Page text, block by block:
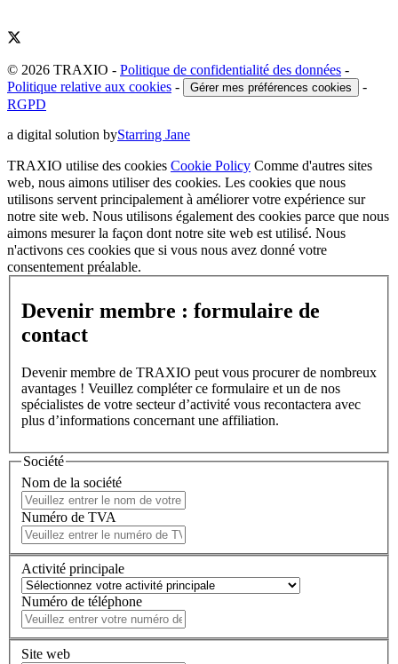
© 2026 TRAXIO - Politique de confidentialité des données -
Politique relative aux cookies - Gérer mes préférences cookies
-
RGPD
a digital solution byStarring Jane
TRAXIO utilise des cookies Cookie Policy Comme d'autres sites
web, nous aimons utiliser des cookies. Les cookies que nous
utilisons servent principalement à améliorer votre expérience sur
notre site web. Nous utilisons également des cookies parce que nous
aimons mesurer la façon dont notre site web est utilisé. Nous
n'activons ces cookies que si vous nous avez donné votre
consentement préalable.
Devenir membre : formulaire de
contact
Devenir membre de TRAXIO peut vous procurer de nombreux
avantages ! Veuillez compléter ce formulaire et un de nos
spécialistes de votre secteur d’activité vous recontactera avec
plus d’informations concernant une affiliation.
Société
Nom de la société
Numéro de TVA
Activité principale
Numéro de téléphone
Site web